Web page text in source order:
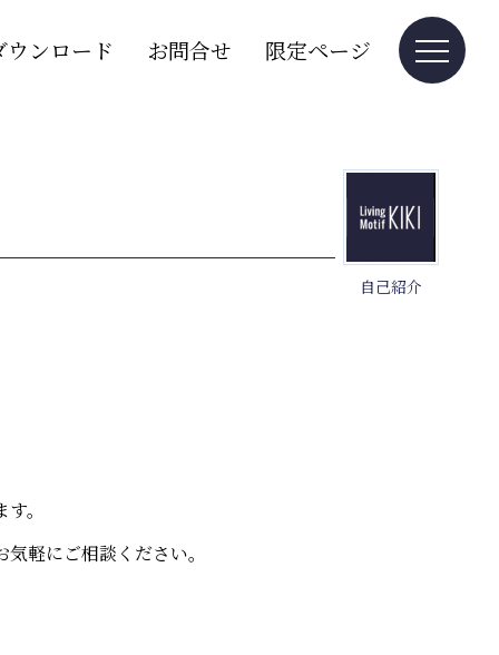
ンロード お問合せ 限定ページ
自己紹介
。
軽にご相談ください。